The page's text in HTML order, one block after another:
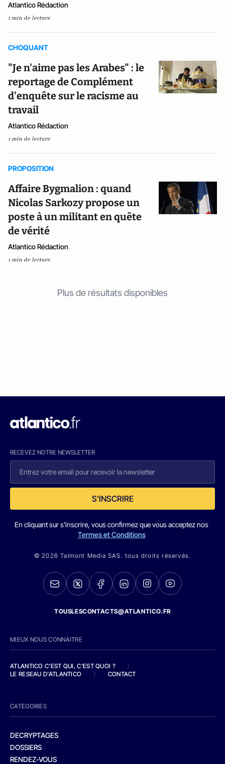
Atlantico Rédaction
1 min de lecture
CHOQUANT
"Je n'aime pas les Arabes" : le
reportage de Complément
d'enquête sur le racisme au
travail
Atlantico Rédaction
1 min de lecture
PROPOSITION
Affaire Bygmalion : quand
Nicolas Sarkozy propose un
poste à un militant en quête
de vérité
Atlantico Rédaction
1 min de lecture
Plus de résultats disponibles
RECEVEZ NOTRE NEWSLETTER
S'INSCRIRE
En cliquant sur s'inscrire, vous confirmez que vous acceptez nos
Termes et Conditions
© 2026 Talmont Media SAS. tous droits réservés.
TOUSLESCONTACTS@ATLANTICO.FR
MIEUX NOUS CONNAITRE
ATLANTICO C'EST QUI, C'EST QUOI ?
/
LE RESEAU D'ATLANTICO
/ CONTACT
CATEGORIES
DECRYPTAGES
DOSSIERS
RENDEZ-VOUS